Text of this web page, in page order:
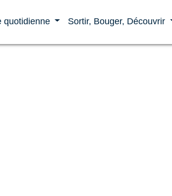
quotidienne Sortir, Bouger, Découvrir